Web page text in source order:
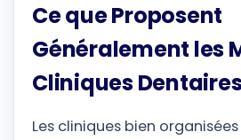
Ce que Proposent
Généralement les
Cliniques
Les cliniques bien